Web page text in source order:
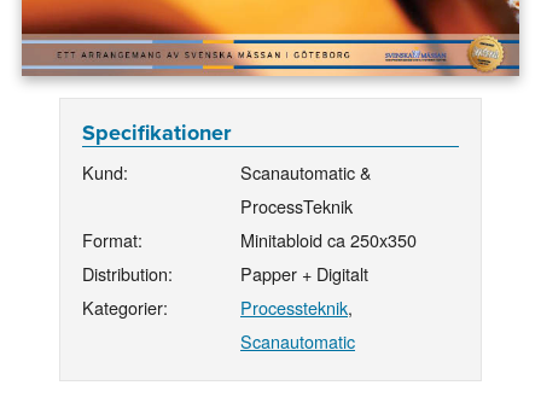
Specifikationer
Kund:
Scanautomatic &
ProcessTeknik
Format:
Minitabloid ca 250x350
Distribution:
Papper + Digitalt
Kategorier:
Processteknik,
Scanautomatic